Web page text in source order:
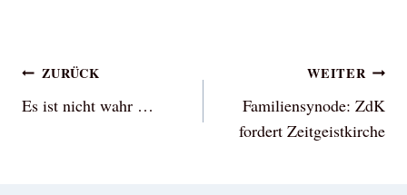
Beitragsnavigation
ZURÜCK
Es ist nicht wahr …
WEITER
Familiensynode: ZdK
fordert Zeitgeistkirche